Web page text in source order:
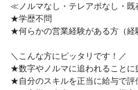
≪ノルマなし・テレアポなし・
★学歴不問
★何らかの営業経験がある方（経
＼こんな方にピッタリです！／
★数字やノルマに追われることに
★自分のスキルを正当に給与で評